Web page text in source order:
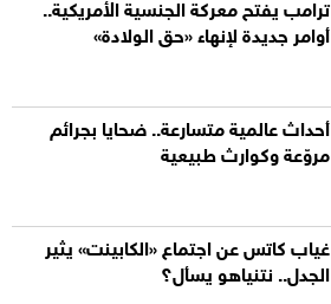
ترامب يفتح معركة الجنسية الأمريكية..
أوامر جديدة لإنهاء «حق الولادة»
أحداث عالمية متسارعة.. ضحايا بجرائم
مروّعة وكوارث طبيعية
غياب كاتس عن اجتماع «الكابينت» يثير
الجدل.. نتنياهو يسأل؟